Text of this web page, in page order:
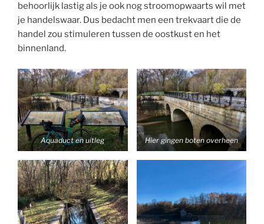
behoorlijk lastig als je ook nog stroomopwaarts wil met
je handelswaar. Dus bedacht men een trekvaart die de
handel zou stimuleren tussen de oostkust en het
binnenland.
Aquaduct en uitleg Hier gingen boten overheen